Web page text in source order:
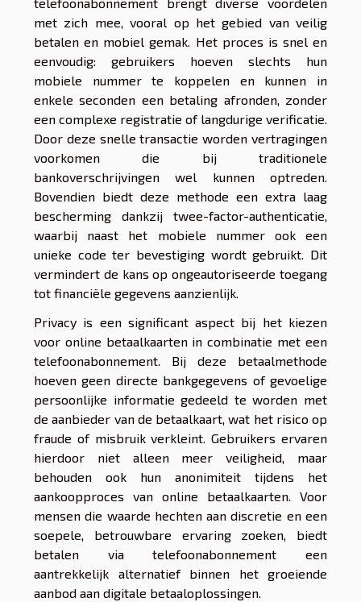
telefoonabonnement brengt diverse voordelen
met zich mee, vooral op het gebied van veilig
betalen en mobiel gemak. Het proces is snel en
eenvoudig: gebruikers hoeven slechts hun
mobiele nummer te koppelen en kunnen in
enkele seconden een betaling afronden, zonder
een complexe registratie of langdurige verificatie.
Door deze snelle transactie worden vertragingen
voorkomen die bij traditionele
bankoverschrijvingen wel kunnen optreden.
Bovendien biedt deze methode een extra laag
bescherming dankzij twee-factor-authenticatie,
waarbij naast het mobiele nummer ook een
unieke code ter bevestiging wordt gebruikt. Dit
vermindert de kans op ongeautoriseerde toegang
tot financiële gegevens aanzienlijk.
Privacy is een significant aspect bij het kiezen
voor online betaalkaarten in combinatie met een
telefoonabonnement. Bij deze betaalmethode
hoeven geen directe bankgegevens of gevoelige
persoonlijke informatie gedeeld te worden met
de aanbieder van de betaalkaart, wat het risico op
fraude of misbruik verkleint. Gebruikers ervaren
hierdoor niet alleen meer veiligheid, maar
behouden ook hun anonimiteit tijdens het
aankoopproces van online betaalkaarten. Voor
mensen die waarde hechten aan discretie en een
soepele, betrouwbare ervaring zoeken, biedt
betalen via telefoonabonnement een
aantrekkelijk alternatief binnen het groeiende
aanbod aan digitale betaaloplossingen.